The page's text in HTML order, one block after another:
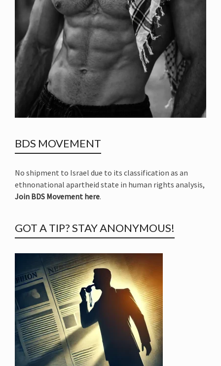
BDS MOVEMENT
No shipment to Israel due to its classification as an
ethnonational apartheid state in human rights analysis,
Join BDS Movement here.
GOT A TIP? STAY ANONYMOUS!